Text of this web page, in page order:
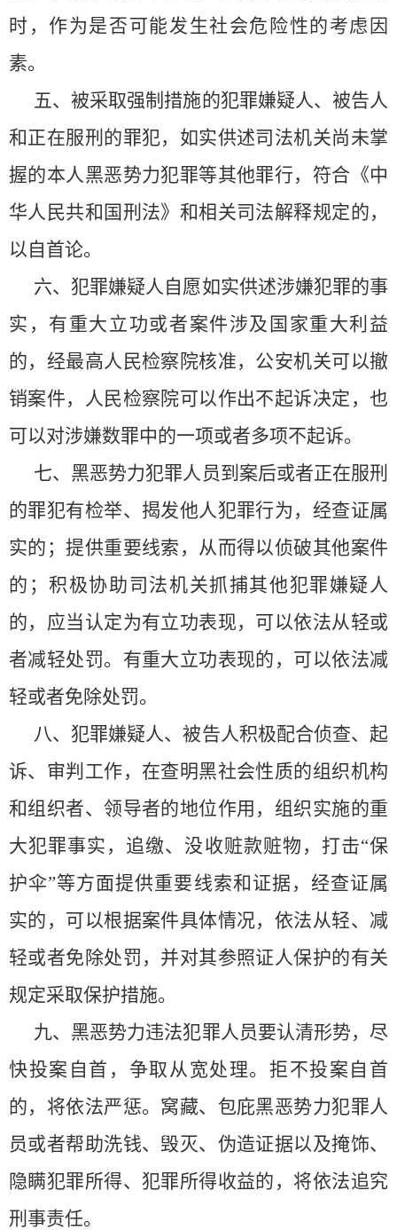
时，作为是否可能发生社会危险性的考虑因
素。
五、被采取强制措施的犯罪嫌疑人、被告人
和正在服刑的罪犯，如实供述司法机关尚未掌
握的本人黑恶势力犯罪等其他罪行，符合《中
华人民共和国刑法》和相关司法解释规定的，
以自首论。
六、犯罪嫌疑人自愿如实供述涉嫌犯罪的事
实，有重大立功或者案件涉及国家重大利益
的，经最高人民检察院核准，公安机关可以撤
销案件，人民检察院可以作出不起诉决定，也
可以对涉嫌数罪中的一项或者多项不起诉。
七、黑恶势力犯罪人员到案后或者正在服刑
的罪犯有检举、揭发他人犯罪行为，经查证属
实的；提供重要线索，从而得以侦破其他案件
的；积极协助司法机关抓捕其他犯罪嫌疑人
的，应当认定为有立功表现，可以依法从轻或
者减轻处罚。有重大立功表现的，可以依法减
轻或者免除处罚。
八、犯罪嫌疑人、被告人积极配合侦查、起
诉、审判工作，在查明黑社会性质的组织机构
和组织者、领导者的地位作用，组织实施的重
大犯罪事实，追缴、没收赃款赃物，打击“保
护伞”等方面提供重要线索和证据，经查证属
实的，可以根据案件具体情况，依法从轻、减
轻或者免除处罚，并对其参照证人保护的有关
规定采取保护措施。
九、黑恶势力违法犯罪人员要认清形势，尽
快投案自首，争取从宽处理。拒不投案自首
的，将依法严惩。窝藏、包庇黑恶势力犯罪人
员或者帮助洗钱、毁灭、伪造证据以及掩饰、
隐瞒犯罪所得、犯罪所得收益的，将依法追究
刑事责任。